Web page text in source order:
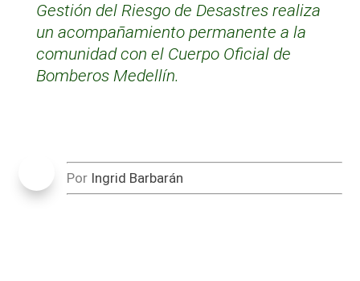
Gestión del Riesgo de Desastres realiza
un acompañamiento permanente a la
comunidad con el Cuerpo Oficial de
Bomberos Medellín.
Por Ingrid Barbarán